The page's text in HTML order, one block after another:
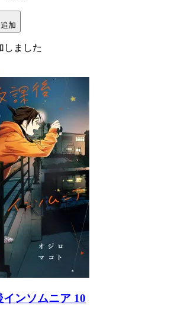
加
しました
ンソムニア 10